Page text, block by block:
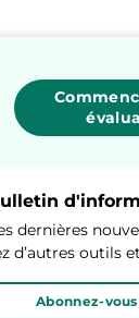
dernières
d’autres outils
Abonnez-vous